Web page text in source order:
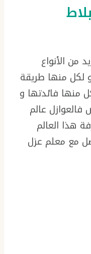
من الأنواع
و لكل منها طريقة
منها فائدتها و
عالم
هذا العالم
مع معلم عزل